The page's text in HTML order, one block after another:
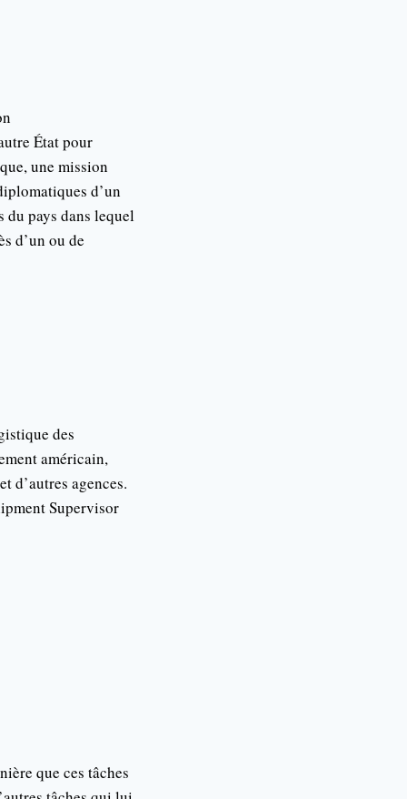
État pour
une mission
d’un
du pays dans lequel
d’un ou de
des
américain,
d’autres agences.
Supervisor
que ces tâches